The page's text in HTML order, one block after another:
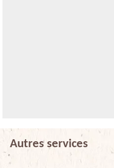
Autres services